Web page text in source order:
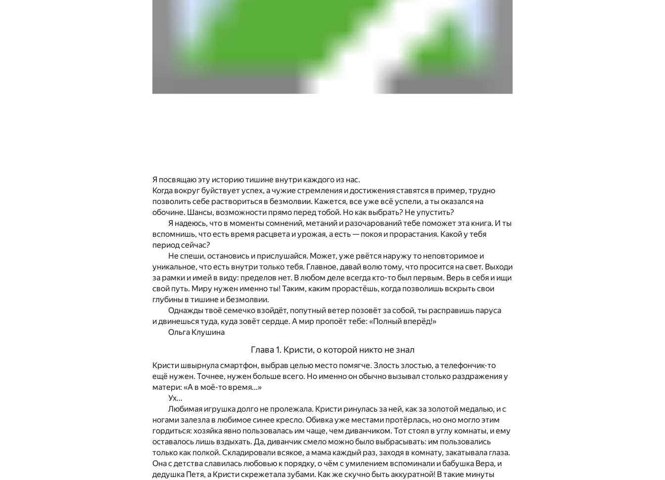
Я посвящаю эту историю тишине внутри каждого из нас.
Когда вокруг буйствует успех, а чужие стремления идостижения ставятся в пример, трудно
позволить себе раствориться в безмолвии. Кажется, все уже всё успели, аты оказался на
обочине. Шансы, возможности прямо перед тобой. Но как выбрать? Не упустить?
Я надеюсь, что в моменты сомнений, метаний и разочарований тебе поможет эта книга. И ты
вспомнишь, что есть время расцвета иурожая, аесть — покоя и прорастания. Какойу тебя
период сейчас?
Не спеши, остановись и прислушайся. Может, уже рвётся наружу то неповторимое и
уникальное, что есть внутри только тебя. Главное, давай волю тому, что просится насвет. Выходи
за рамки и имей в виду: пределов нет. В любом деле всегда кто-тобыл первым. Верь в себя и ищи
свой путь. Миру нужен именно ты! Таким, каким прорастёшь, когда позволишь вскрыть свои
глубины в тишине ибезмолвии.
Однажды твоё семечко взойдёт, попутный ветер позовёт за собой, ты расправишь паруса
и двинешься туда, куда зовёт сердце. А мир пропоёт тебе: «Полный вперёд!»
Ольга Клушина
Глава 1. Кристи, окоторой никто незнал
Кристи швырнула смартфон, выбрав целью место помягче. Злость злостью, ателефончик-то
ещё нужен. Точнее, нужен больше всего. Но именноон обычно вызывал столько раздраженияу
матери: «А в моё-то время...»
Ух...
Любимая игрушка долго не пролежала. Кристи ринулась за ней, как за золотой медалью, ис
ногами залезла в любимое синее кресло. Обивка уже местами протёрлась, нооно могло этим
гордиться: хозяйка явно пользовалась им чаще, чем диванчиком. Тот стоял в углу комнаты, иему
оставалось лишь вздыхать. Да, диванчик смело можно было выбрасывать: им пользовались
только как полкой. Складировали всякое, а мама каждый раз, заходя в комнату, закатывала глаза.
Онасдетства славилась любовью к порядку, о чём сумилением вспоминали ибабушка Вера, и
дедушка Петя, а Кристи скрежетала зубами. Как же скучно быть аккуратной! Втакие минуты